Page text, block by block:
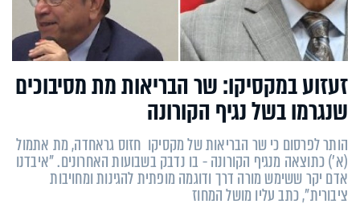
זעזוע במקסיקו: שר הבריאות מת מסיבוכים
שנגרמו בשל נגיף הקורונה
הותר לפרסום כי שר הבריאות של מקסיקו חזוס גראחדה, מת אתמול
(א') כתוצאה מנגיף הקורונה - בו נדבק בשבועות האחרונים. "איבדנו
אדם יקר ששימש מורה דרך ודוגמה מופתית להגינות ומחויבות
ציבורית", כתב עליו מושל המחוז